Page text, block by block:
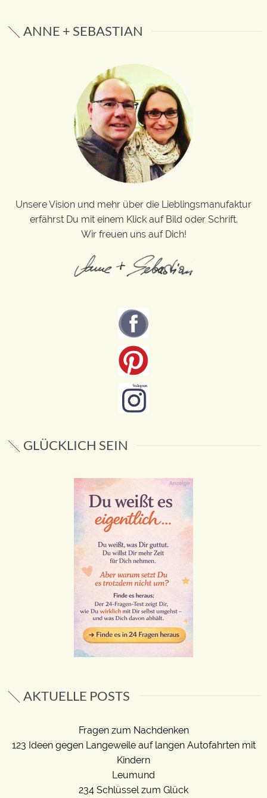
ANNE + SEBASTIAN
Unsere Vision und mehr über die Lieblingsmanufaktur
erfährst Du mit einem Klick auf Bild oder Schrift.
Wir freuen uns auf Dich!
GLÜCKLICH SEIN
AKTUELLE POSTS
Fragen zum Nachdenken
123 Ideen gegen Langeweile auf langen Autofahrten mit
Kindern
Leumund
234 Schlüssel zum Glück